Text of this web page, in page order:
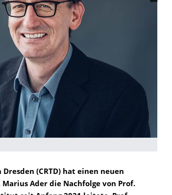
(CRTD) hat einen neuen
Ader die Nachfolge von Prof.